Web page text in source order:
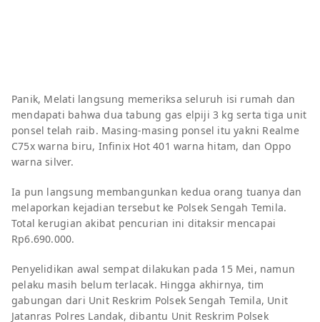
Panik, Melati langsung memeriksa seluruh isi rumah dan
mendapati bahwa dua tabung gas elpiji 3 kg serta tiga unit
ponsel telah raib. Masing-masing ponsel itu yakni Realme
C75x warna biru, Infinix Hot 401 warna hitam, dan Oppo
warna silver.
Ia pun langsung membangunkan kedua orang tuanya dan
melaporkan kejadian tersebut ke Polsek Sengah Temila.
Total kerugian akibat pencurian ini ditaksir mencapai
Rp6.690.000.
Penyelidikan awal sempat dilakukan pada 15 Mei, namun
pelaku masih belum terlacak. Hingga akhirnya, tim
gabungan dari Unit Reskrim Polsek Sengah Temila, Unit
Jatanras Polres Landak, dibantu Unit Reskrim Polsek